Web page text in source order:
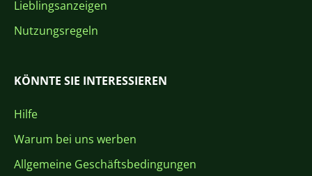
Lieblingsanzeigen
Nutzungsregeln
KÖNNTE SIE INTERESSIEREN
Hilfe
Warum bei uns werben
Allgemeine Geschäftsbedingungen